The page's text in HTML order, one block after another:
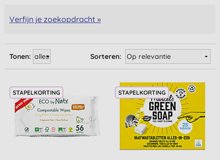
Verfijn je zoekopdracht »
Sorteren:
Tonen:
STAPELKORTING STAPELKORTING